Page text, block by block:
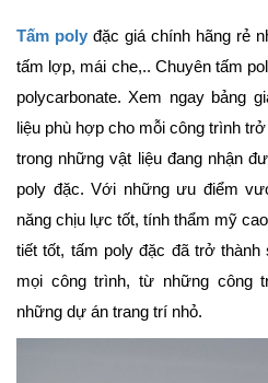
Tấm poly đặc giá chính hãng rẻ
tấm lợp, mái che,.. Chuyên tấm
polycarbonate. Xem ngay bảng
liệu phù hợp cho mỗi công trình
trong những vật liệu đang nhận
poly đặc. Với những ưu điểm
năng chịu lực tốt, tính thẩm mỹ
tiết tốt, tấm poly đặc đã trở
mọi công trình, từ những công
những dự án trang trí nhỏ.